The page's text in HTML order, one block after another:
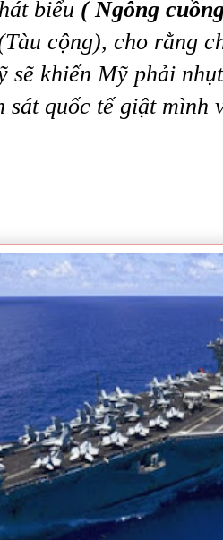
biểu ( Ngông
cộng), cho rằng
sẽ khiến Mỹ phải
sát quốc tế giật mình